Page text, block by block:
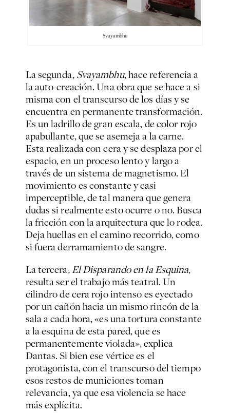
Svayambhu
La segunda,Svayambhu, hace referencia a
la auto-creación. Una obra que se hace a si
misma con el transcurso de los días y se
encuentra en permanente transformación.
Es un ladrillo de gran escala, de color rojo
apabullante, que se asemeja a la carne.
Esta realizada con cera y se desplaza por el
espacio, en un proceso lento y largo a
través de un sistema de magnetismo. El
movimiento es constante y casi
imperceptible, de tal manera que genera
dudas si realmente esto ocurre o no. Busca
la fricción con la arquitectura que lo rodea.
Deja huellas en el camino recorrido, como
si fuera derramamiento de sangre.
La tercera, El Disparando en la Esquina,
resulta ser el trabajo más teatral. Un
cilindro de cera rojo intenso es eyectado
por un cañón hacia un mismo rincón de la
sala a cada hora, «es una tortura constante
a la esquina de esta pared, que es
permanentemente violada», explica
Dantas. Si bien ese vértice es el
protagonista, con el transcurso del tiempo
esos restos de municiones toman
relevancia, ya que esa violencia se hace
más explícita.